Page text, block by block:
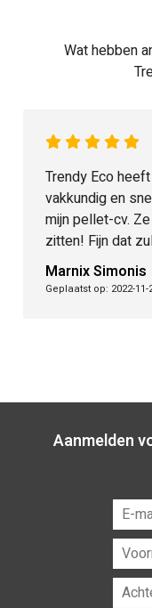
Wat hebben
Trendy Eco
vakkundig en
mijn pellet-cv.
zitten! Fijn dat
Marnix Simonis
Geplaatst op: 2022-11-
Aanmelden